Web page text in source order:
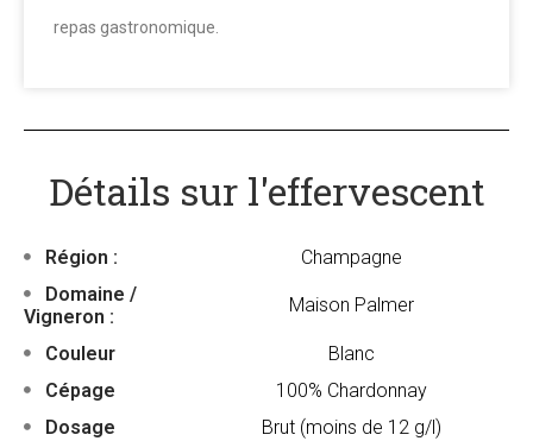
repas gastronomique.
Détails sur l'effervescent
Région :
Champagne
Domaine /
Vigneron :
Maison Palmer
Couleur
Blanc
Cépage
100% Chardonnay
Dosage
Brut (moins de 12 g/l)